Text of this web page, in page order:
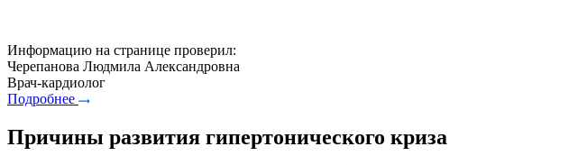
Информацию на странице проверил:
Черепанова Людмила Александровна
Врач-кардиолог
Подробнее
Причины развития гипертонического криза